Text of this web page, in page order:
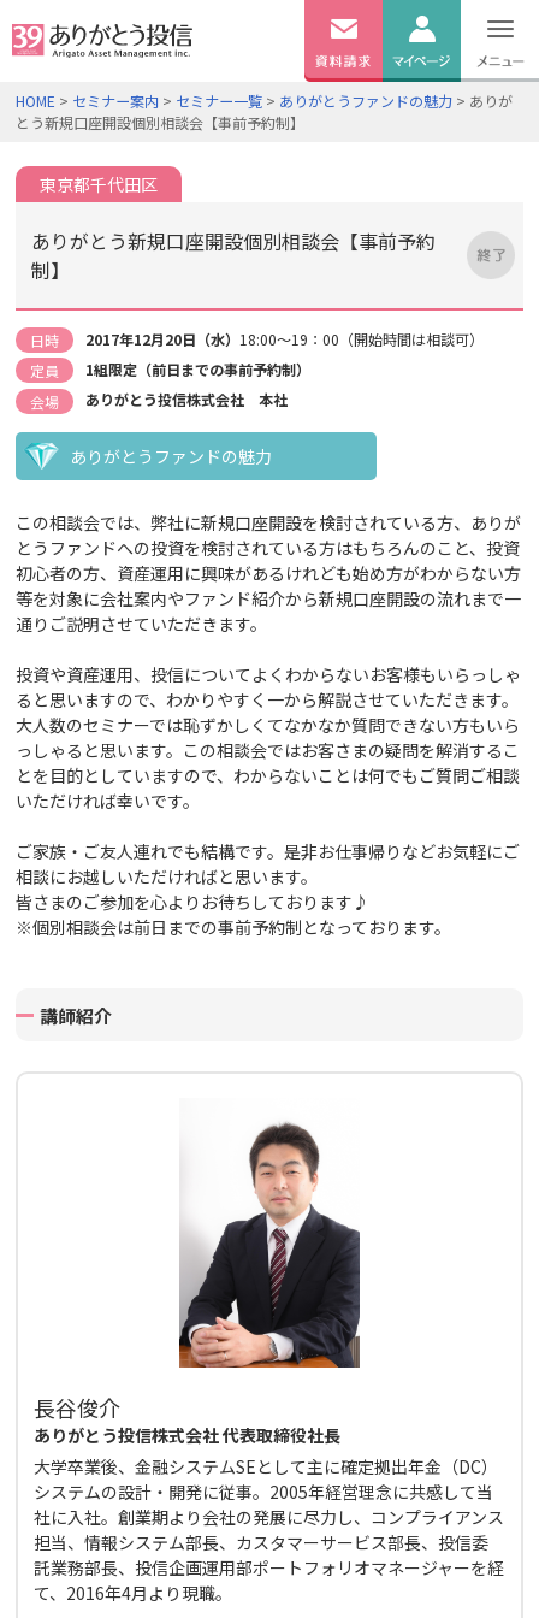
無料資料
ログイン
HOME > セミナー案内 > セミナー一覧 > ありがとうファンドの魅力 > ありが
とう新規口座開設個別相談会【事前予約制】
東京都千代田区
ありがとう新規口座開設個別相談会【事前予約
制】
日時 2017年12月20日（水） 18:00～19：00（開始時間は相談可）
定員
1組限定（前日までの事前予約制）
会場
ありがとう投信株式会社 本社
ありがとうファンドの魅力
この相談会では、弊社に新規口座開設を検討されている方、ありが
とうファンドへの投資を検討されている方はもちろんのこと、投資
初心者の方、資産運用に興味があるけれども始め方がわからない方
等を対象に会社案内やファンド紹介から新規口座開設の流れまで一
通りご説明させていただきます。
投資や資産運用、投信についてよくわからないお客様もいらっしゃ
ると思いますので、わかりやすく一から解説させていただきます。
大人数のセミナーでは恥ずかしくてなかなか質問できない方もいら
っしゃると思います。この相談会ではお客さまの疑問を解消するこ
とを目的としていますので、わからないことは何でもご質問ご相談
いただければ幸いです。
ご家族・ご友人連れでも結構です。是非お仕事帰りなどお気軽にご
相談にお越しいただければと思います。
皆さまのご参加を心よりお待ちしております♪
※個別相談会は前日までの事前予約制となっております。
講師紹介
長谷俊介
ありがとう投信株式会社 代表取締役社長
大学卒業後、金融システムSEとして主に確定拠出年金（DC）
システムの設計・開発に従事。2005年経営理念に共感して当
社に入社。創業期より会社の発展に尽力し、コンプライアンス
担当、情報システム部長、カスタマーサービス部長、投信委
託業務部長、投信企画運用部ポートフォリオマネージャーを経
て、2016年4月より現職。